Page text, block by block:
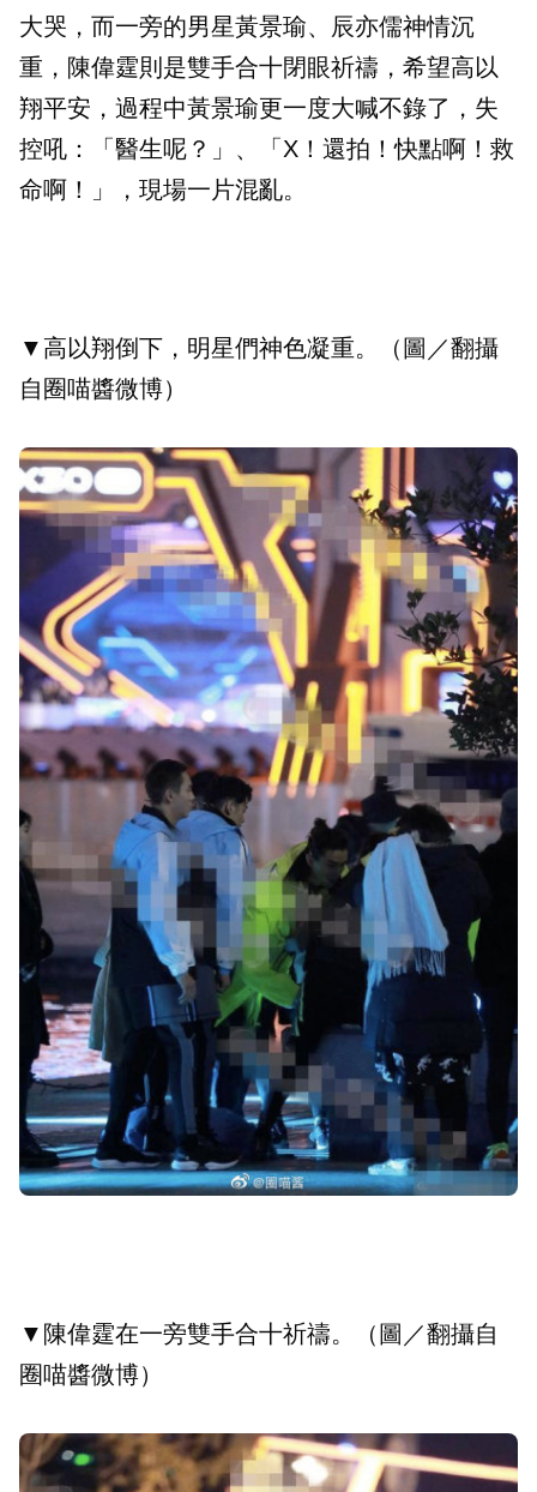
大哭，而一旁的男星黃景瑜、辰亦儒神情沉
重，陳偉霆則是雙手合十閉眼祈禱，希望高以
翔平安，過程中黃景瑜更一度大喊不錄了，失
控吼：「醫生呢？」、「X！還拍！快點啊！救
命啊！」，現場一片混亂。
▼高以翔倒下，明星們神色凝重。（圖／翻攝
自圈喵醬微博）
▼陳偉霆在一旁雙手合十祈禱。（圖／翻攝自
圈喵醬微博）